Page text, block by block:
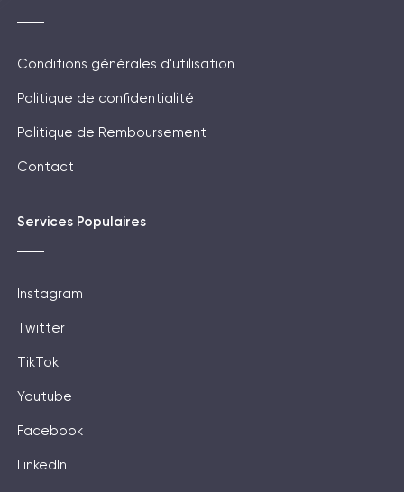
Conditions générales d'utilisation
Politique de confidentialité
Politique de Remboursement
Contact
Services Populaires
Instagram
Twitter
TikTok
Youtube
Facebook
LinkedIn